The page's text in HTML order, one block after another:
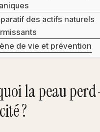
des actifs naturels
de vie et prévention
la peau
?